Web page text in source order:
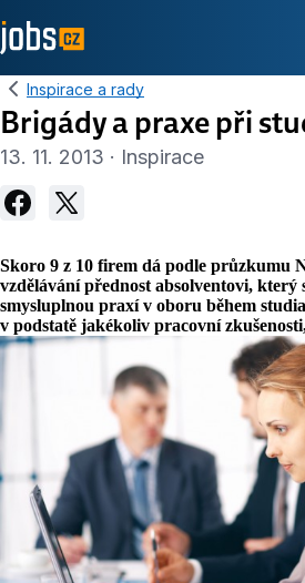
Inspirace a rady
Brigády a praxe při
13. 11. 2013 · Inspirace
Skoro 9 z 10 firem dá podle průzkumu
vzdělávání přednost absolventovi, který
smysluplnou praxí v oboru během
v podstatě jakékoliv pracovní